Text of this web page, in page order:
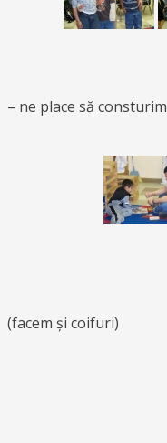
– ne place să consturim
(facem și coifuri)